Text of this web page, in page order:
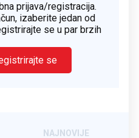
prijava/registracija.
izaberite jedan od
se u par brzih
se
NAJNOVIJE